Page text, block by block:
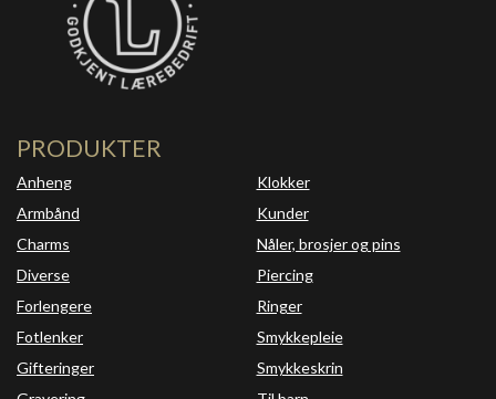
PRODUKTER
Anheng
Armbånd
Charms
Diverse
Forlengere
Fotlenker
Gifteringer
Klokker
Kunder
Nåler, brosjer og pins
Piercing
Ringer
Smykkepleie
Smykkeskrin